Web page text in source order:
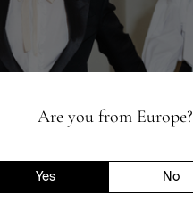
Are you from Europe?
Yes No